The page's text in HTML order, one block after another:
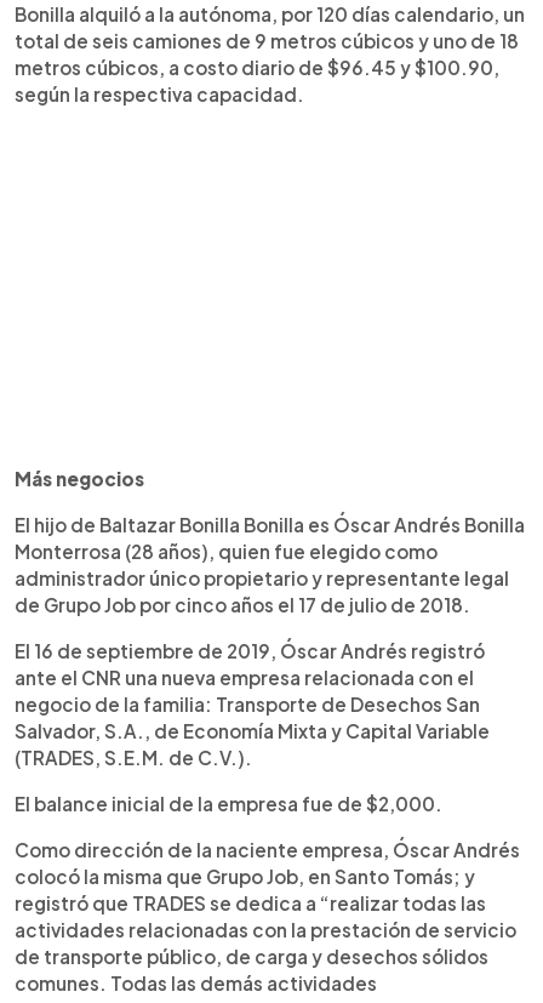
Bonilla alquiló a la autónoma, por 120 días calendario, un
total de seis camiones de 9 metros cúbicos y uno de 18
metros cúbicos, a costo diario de $96.45 y $100.90,
según la respectiva capacidad.
Más negocios
El hijo de Baltazar Bonilla Bonilla es Óscar Andrés Bonilla
Monterrosa (28 años), quien fue elegido como
administrador único propietario y representante legal
de Grupo Job por cinco años el 17 de julio de 2018.
El 16 de septiembre de 2019, Óscar Andrés registró
ante el CNR una nueva empresa relacionada con el
negocio de la familia: Transporte de Desechos San
Salvador, S.A., de Economía Mixta y Capital Variable
(TRADES, S.E.M. de C.V.).
El balance inicial de la empresa fue de $2,000.
Como dirección de la naciente empresa, Óscar Andrés
colocó la misma que Grupo Job, en Santo Tomás; y
registró que TRADES se dedica a “realizar todas las
actividades relacionadas con la prestación de servicio
de transporte público, de carga y desechos sólidos
comunes. Todas las demás actividades